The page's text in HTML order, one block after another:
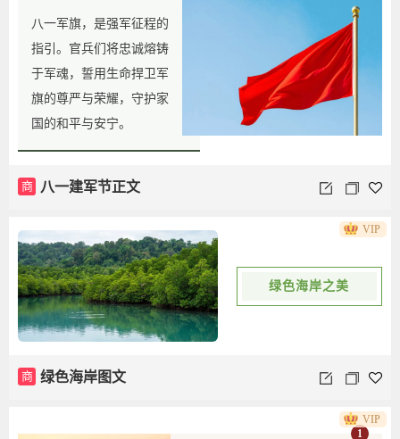
八一军旗，是强军征程的
指引。官兵们将忠诚熔铸
于军魂，誓用生命捍卫军
旗的尊严与荣耀，守护家
国的和平与安宁。
商 八一建军节正文
绿色海岸之美
商 绿色海岸图文
VIP
1
VIP